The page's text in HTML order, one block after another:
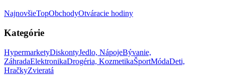
NajnovšieTopObchodyOtváracie hodiny
Kategórie
HypermarketyDiskontyJedlo, NápojeBývanie,
ZáhradaElektronikaDrogéria, KozmetikaŠportMódaDeti,
HračkyZvieratá